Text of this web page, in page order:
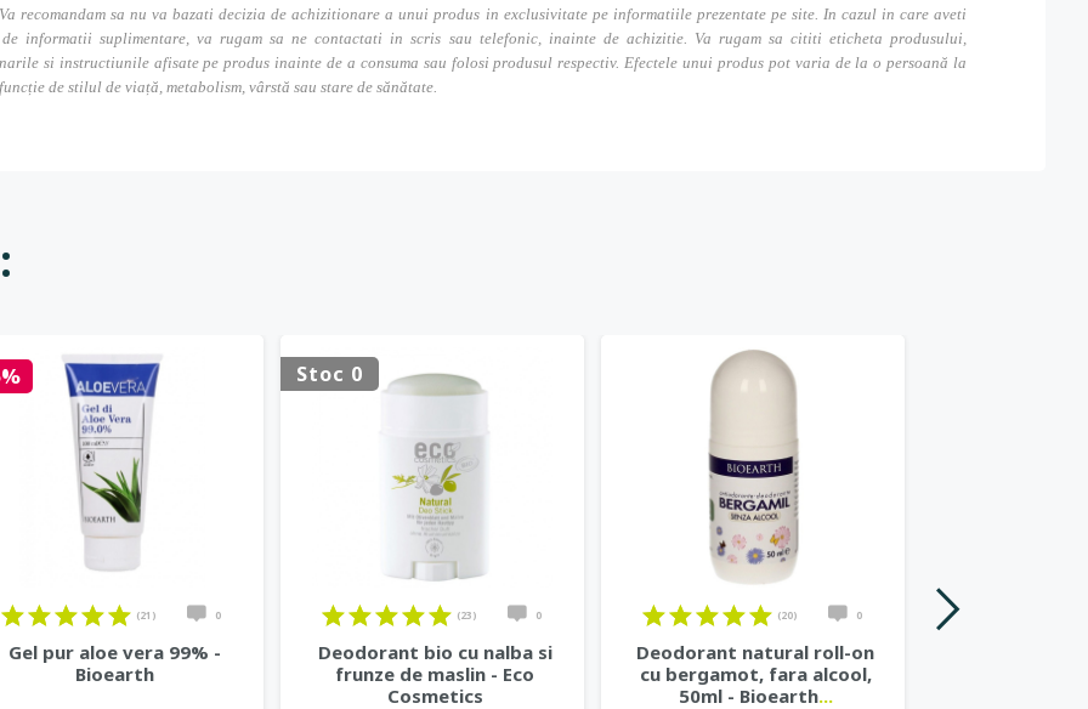
recomandam sa nu va bazati decizia de achizitionare a unui produs in exclusivitate pe informatiile prezentate pe site. In cazul in care aveti
de informatii suplimentare, va rugam sa ne contactati in scris sau telefonic, inainte de achizitie. Va rugam sa cititi eticheta produsului,
si instructiunile afisate pe produs inainte de a consuma sau folosi produsul respectiv. Efectele unui produs pot varia de la o persoană la
de stilul de viață, metabolism, vârstă sau stare de sănătate.
(21) 0
Gel pur aloe vera 99% -
Bioearth
Stoc 0
(23) 0
Deodorant bio cu nalba si
frunze de maslin - Eco
Cosmetics
(20) 0
Deodorant natural roll-on
cu bergamot, fara alcool,
50ml - Bioearth...